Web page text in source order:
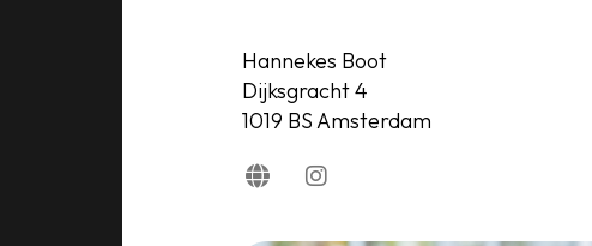
Hannekes Boot
Dijksgracht 4
1019 BS Amsterdam